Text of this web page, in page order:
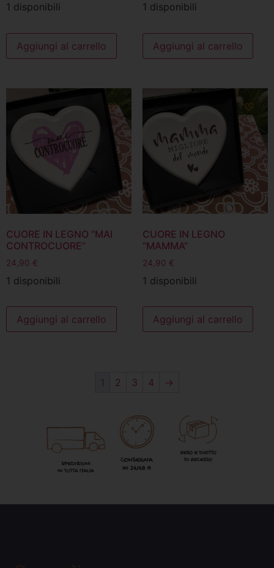
1 disponibili
Aggiungi al carrello
1 disponibili
Aggiungi al carrello
CUORE IN LEGNO “MAI
CONTROCUORE”
24,90 €
1 disponibili
Aggiungi al carrello
CUORE IN LEGNO
“MAMMA”
24,90 €
1 disponibili
Aggiungi al carrello
1 2 3 4 →